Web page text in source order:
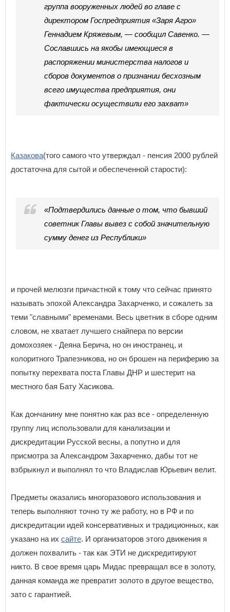
группа вооруженных людей во главе с
директором Госпредприятия «Заря Агро»
Геннадием Кряжевым, — сообщил Савенко. —
Сославшись на якобы имеющиеся в
распоряжении министерства налогов и
сборов документов о признании бесхозным
всего имущества предприятия, они
фактически осуществили его захват»
Казакова(того самого что утверждал - пенсия 2000 рублей
достаточна для сытой и обеспеченной старости):
«Подтвердились данные о том, что бывший
советник Главы вывез с собой значительную
сумму денег из Республики»
и прочей мелюзги причастной к тому что сейчас принято
называть эпохой Александра Захарченко, и сожалеть за
теми "славными" временами. Весь цветник в сборе одним
словом, не хватает лучшего снайпера по версии
домохозяек - Деяна Берича, но он иностранец, и
колоритного Трапезникова, но он брошен на периферию за
попытку перехвата поста Главы ДНР и шестерит на
местного бая Бату Хасикова.
Как дончанину мне понятно как раз все - определенную
группу лиц использовали для канализации и
дискредитации Русской весны, а попутно и для
присмотра за Александром Захарченко, дабы тот не
взбрыкнул и выполнял то что Владислав Юрьевич велит.
Предметы оказались многоразового использования и
теперь выполняют точно ту же работу, но в РФ и по
дискредитации идей консервативных и традиционных, как
указано на их сайте. И организаторов этого движения я
должен похвалить - так как ЭТИ не дискредитируют
никто. В свое время царь Мидас превращал все в золоту,
данная команда же превратит золото в другое вещество,
зато с гарантией.